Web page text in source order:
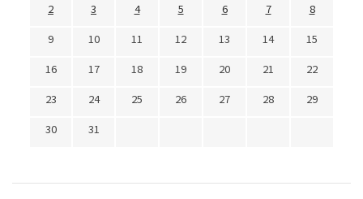
2
3 4 5 6 7
8
9
10 11 12 13 14
15
16
17 18 19 20 21
22
23
24 25 26 27 28
29
30
31